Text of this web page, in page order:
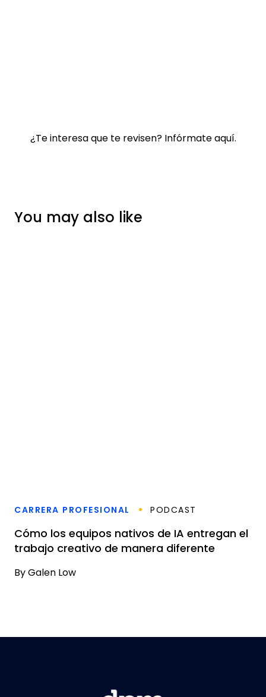
¿Te interesa que te revisen? Infórmate aquí.
You may also like
CARRERA PROFESIONAL PODCAST
Cómo los equipos nativos de IA entregan el
trabajo creativo de manera diferente
By Galen Low